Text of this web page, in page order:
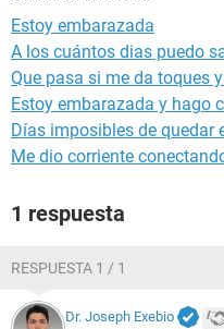
Estoy embarazada
A los cuántos dias puedo
Que pasa si me da toques
Estoy embarazada y hago
Días imposibles de quedar
Me dio corriente
1 respuesta
RESPUESTA 1 / 1
Dr. Joseph Exebio